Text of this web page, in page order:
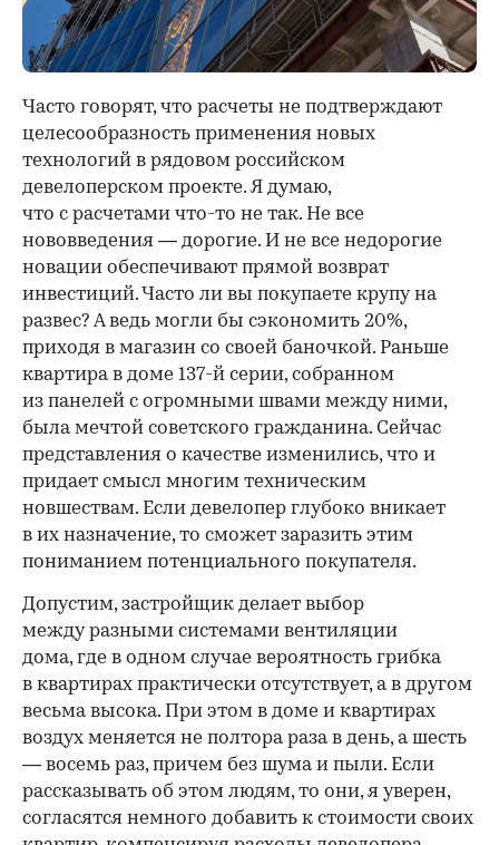
Часто говорят, что расчеты не подтверждают
целесообразность применения новых
технологий в рядовом российском
девелоперском проекте. Я думаю,
что с расчетами что-то не так. Не все
нововведения — дорогие. И не все недорогие
новации обеспечивают прямой возврат
инвестиций. Часто ли вы покупаете крупу на
развес? А ведь могли бы сэкономить 20%,
приходя в магазин со своей баночкой. Раньше
квартира в доме 137-й серии, собранном
из панелей с огромными швами между ними,
была мечтой советского гражданина. Сейчас
представления о качестве изменились, что и
придает смысл многим техническим
новшествам. Если девелопер глубоко вникает
в их назначение, то сможет заразить этим
пониманием потенциального покупателя.
Допустим, застройщик делает выбор
между разными системами вентиляции
дома, где в одном случае вероятность грибка
в квартирах практически отсутствует, а в другом
весьма высока. При этом в доме и квартирах
воздух меняется не полтора раза в день, а шесть
— восемь раз, причем без шума и пыли. Если
рассказывать об этом людям, то они, я уверен,
согласятся немного добавить к стоимости своих